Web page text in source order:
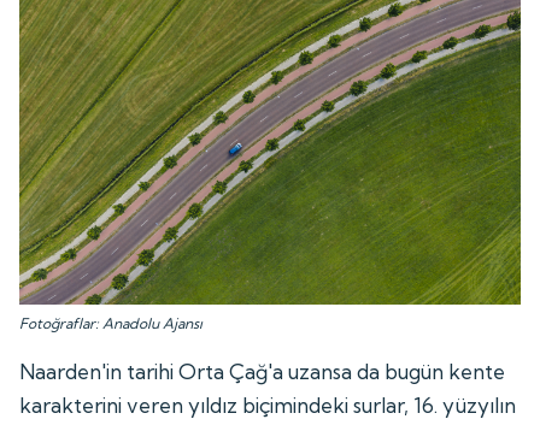
Fotoğraflar: Anadolu Ajansı
Naarden'in tarihi Orta Çağ'a uzansa da bugün kente
karakterini veren yıldız biçimindeki surlar, 16. yüzyılın